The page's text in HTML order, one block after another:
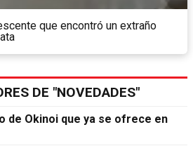
que encontró un extraño
DE "NOVEDADES"
de Okinoi que ya se ofrece en